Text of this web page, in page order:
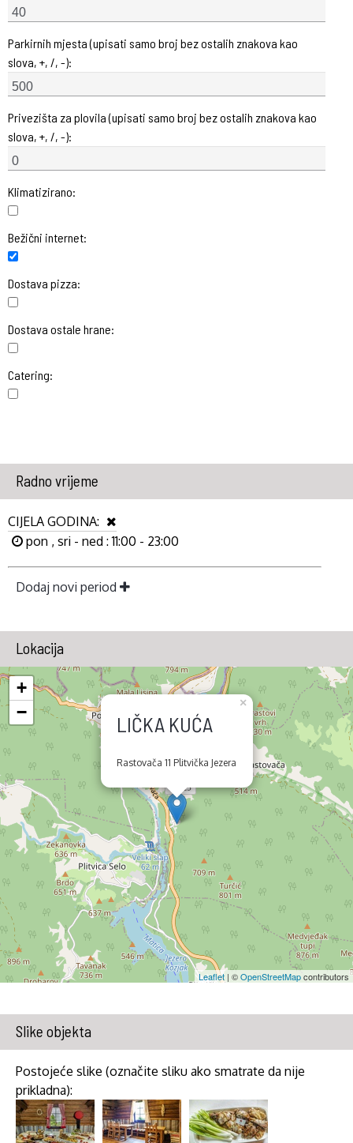
Parkirnih mjesta (upisati samo broj bez ostalih znakova kao
slova, +, /, -):
Privezišta za plovila (upisati samo broj bez ostalih znakova kao
slova, +, /, -):
Klimatizirano:
Bežični internet:
Dostava pizza:
Dostava ostale hrane:
Catering:
Radno vrijeme
CIJELA GODINA:
pon , sri - ned : 11:00 - 23:00
Dodaj novi period
Lokacija
LIČKA KUĆA
Rastovača 11 Plitvička Jezera
×
+
−
Leaflet | ©OpenStreetMapcontributors
Slike objekta
Postojeće slike (označite sliku ako smatrate da nije
prikladna):